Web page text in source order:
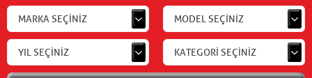
MARKA SEÇİNİZ MODEL SEÇİNİZ
YIL SEÇİNİZ KATEGORİ SEÇİNİZ